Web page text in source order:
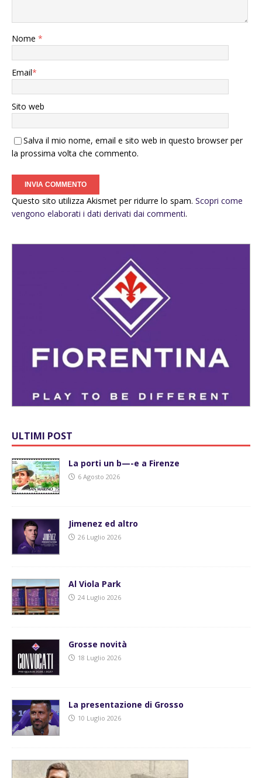
Nome *
Email*
Sito web
Salva il mio nome, email e sito web in questo browser per
la prossima volta che commento.
Questo sito utilizza Akismet per ridurre lo spam. Scopri come
vengono elaborati i dati derivati dai commenti.
ULTIMI POST
La porti un b—-e a Firenze
6 Agosto 2026
Jimenez ed altro
26 Luglio 2026
Al Viola Park
24 Luglio 2026
Grosse novità
18 Luglio 2026
La presentazione di Grosso
10 Luglio 2026